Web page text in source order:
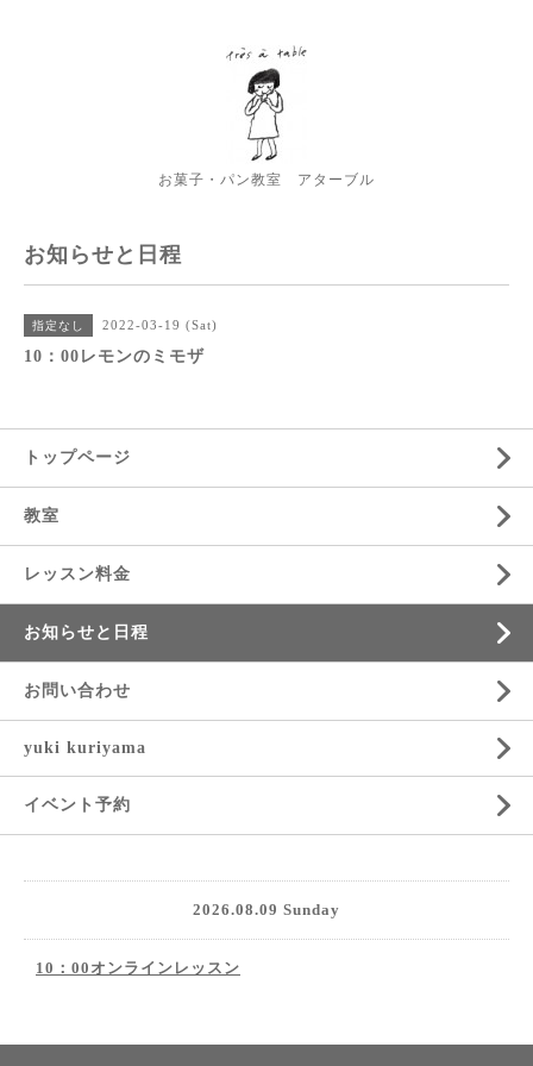
お菓子・パン教室 アターブル
お知らせと日程
指定なし 2022-03-19 (Sat)
10：00レモンのミモザ
トップページ
教室
レッスン料金
お知らせと日程
お問い合わせ
yuki kuriyama
イベント予約
2026.08.09 Sunday
10：00オンラインレッスン